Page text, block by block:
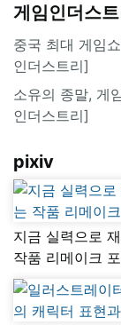
게임인더스
중국 최대 게임
인더스트리]
소유의 종말, 게
인더스트리]
pixiv
지금 실력으로
작품 리메이크